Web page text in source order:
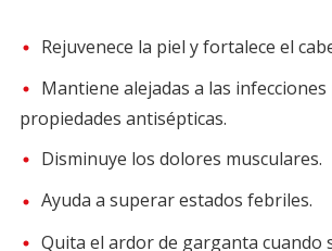
Rejuvenece la piel y fortalece el
Mantiene alejadas a las
propiedades antisépticas.
Disminuye los dolores musculares.
Ayuda a superar estados febriles.
Quita el ardor de garganta cuando